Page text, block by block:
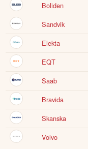
Boliden
Sandvik
Elekta
EQT
Saab
Bravida
Skanska
Volvo